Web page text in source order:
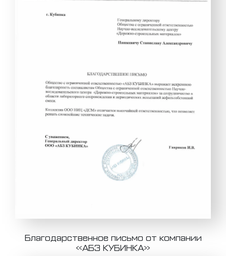
Благодарственное письмо от компании
«АБЗ КУБИНКА»